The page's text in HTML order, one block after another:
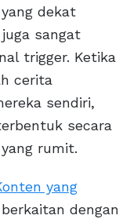
dekat
sangat
trigger. Ketika
cerita
sendiri,
secara
rumit.
yang
dengan